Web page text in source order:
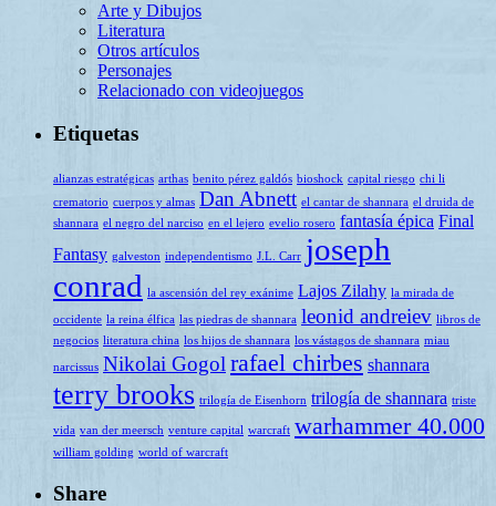
Arte y Dibujos
Literatura
Otros artículos
Personajes
Relacionado con videojuegos
Etiquetas
alianzas estratégicas arthas benito pérez galdós bioshock capital riesgo chi li
crematorio cuerpos y almas Dan Abnett el cantar de shannara el druida de
shannara el negro del narciso en el lejero evelio rosero fantasía épica Final
Fantasy galveston independentismo J.L. Carr joseph
conrad la ascensión del rey exánime Lajos Zilahy la mirada de
occidente la reina élfica las piedras de shannara leonid andreiev libros de
negocios literatura china los hijos de shannara los vástagos de shannara miau
narcissus Nikolai Gogol rafael chirbes shannara
terry brooks trilogía de Eisenhorn trilogía de shannara triste
vida van der meersch venture capital warcraft warhammer 40.000
william golding world of warcraft
Share